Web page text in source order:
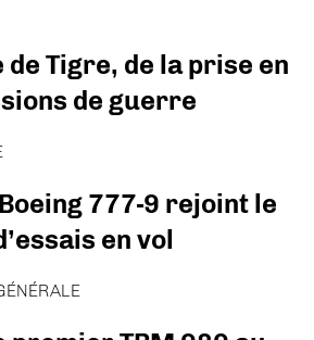
de Tigre, de la prise en
de guerre
777-9 rejoint le
en vol